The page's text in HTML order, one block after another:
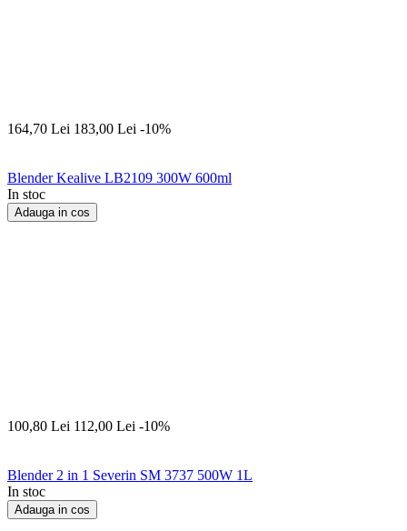
164,70 Lei 183,00 Lei -10%
Blender Kealive LB2109 300W 600ml
In stoc
Adauga in cos
100,80 Lei 112,00 Lei -10%
Blender 2 in 1 Severin SM 3737 500W 1L
In stoc
Adauga in cos